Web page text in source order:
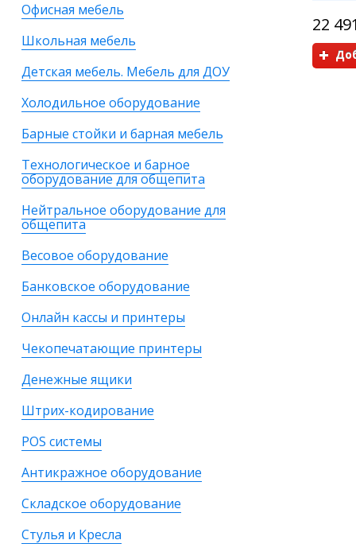
Офисная мебель
Школьная мебель
Детская мебель. Мебель для ДОУ
Холодильное оборудование
Барные стойки и барная мебель
Технологическое и барное
оборудование для общепита
Нейтральное оборудование для
общепита
Весовое оборудование
Банковское оборудование
Онлайн кассы и принтеры
Чекопечатающие принтеры
Денежные ящики
Штрих-кодирование
POS системы
Антикражное оборудование
Складское оборудование
Стулья и Кресла
22